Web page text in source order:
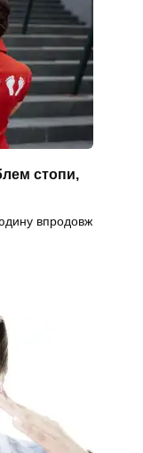
стопи,
впродовж